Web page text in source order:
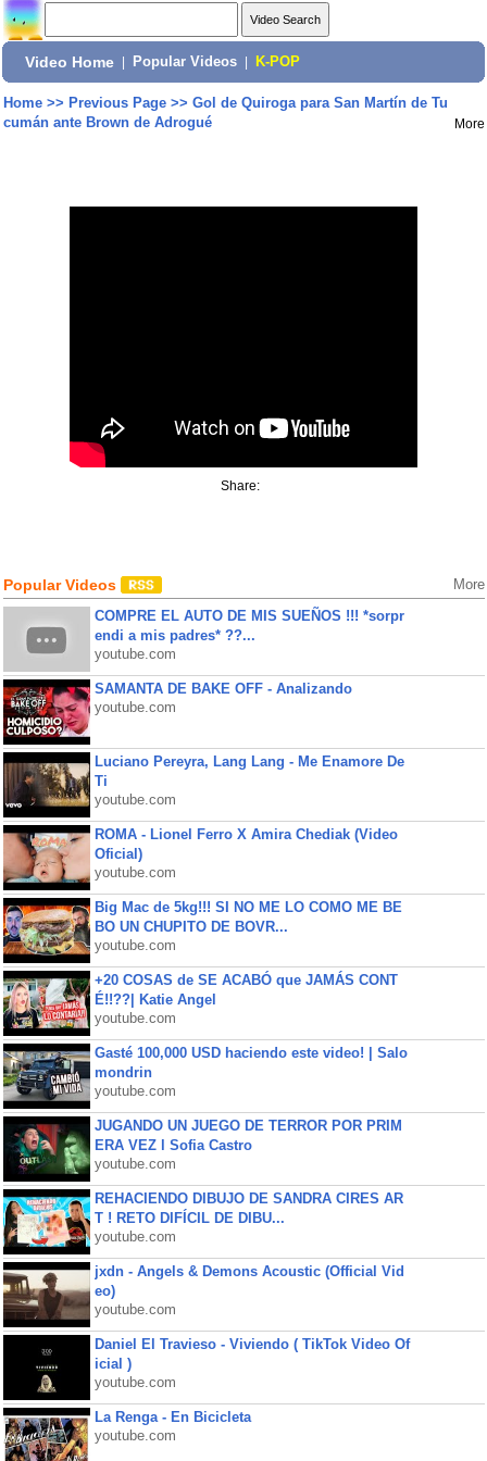
Video Home Popular Videos K-POP
Home>> Previous Page>> Gol de Quiroga para San Martín de Tu
cumán ante Brown de Adrogué
More
Share:
Popular Videos More
COMPRE EL AUTO DE MIS SUEÑOS !!! *sorpr
endi a mis padres* ??...
youtube.com
SAMANTA DE BAKE OFF - Analizando
youtube.com
Luciano Pereyra, Lang Lang - Me Enamore De
Ti
youtube.com
ROMA - Lionel Ferro X Amira Chediak (Video
Oficial)
youtube.com
Big Mac de 5kg!!! SI NO ME LO COMO ME BE
BO UN CHUPITO DE BOVR...
youtube.com
+20 COSAS de SE ACABÓ que JAMÁS CONT
É!!??| Katie Angel
youtube.com
Gasté 100,000 USD haciendo este video! | Salo
mondrin
youtube.com
JUGANDO UN JUEGO DE TERROR POR PRIM
ERA VEZ l Sofia Castro
youtube.com
REHACIENDO DIBUJO DE SANDRA CIRES AR
T ! RETO DIFÍCIL DE DIBU...
youtube.com
jxdn - Angels & Demons Acoustic (Official Vid
eo)
youtube.com
Daniel El Travieso - Viviendo ( TikTok Video Of
icial )
youtube.com
La Renga - En Bicicleta
youtube.com